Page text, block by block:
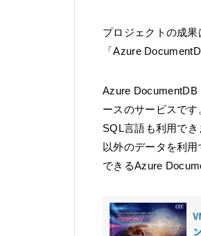
プロジェクトの成
「Azure
Azure DocumentDB
ースのサービスで
SQL言語も利用で
以外のデータを利
できるAzure